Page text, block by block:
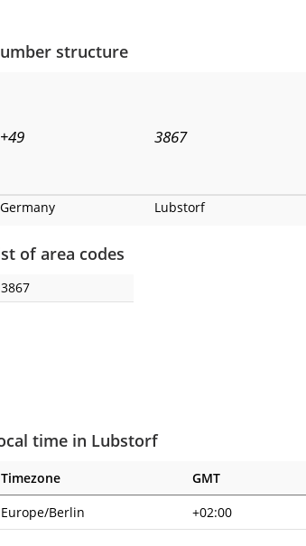
structure
+49 3867
Germany Lubstorf
of area codes
3867
time in Lubstorf
Timezone GMT
Europe/Berlin
+02:00